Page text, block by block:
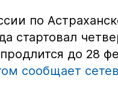
по
стартовал
до 28
сообщает